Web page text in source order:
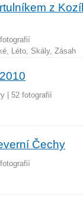
z
Léto, Skály, Zásah
52 fotografií
Čechy